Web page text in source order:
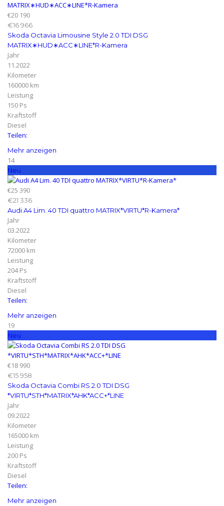
€20 190
€16 966
Skoda Octavia Limousine Style 2.0 TDI DSG
MATRIX∗HUD∗ACC∗LINE*R-Kamera
Jahr
11.2022
Kilometer
160000 km
Leistung
150 Ps
Kraftstoff
Diesel
Teilen:
Mehr anzeigen
14
Neu
€25 390
€21 336
Audi A4 Lim. 40 TDI quattro MATRIX*VIRTU*R-Kamera*
Jahr
03.2022
Kilometer
72000 km
Leistung
204 Ps
Kraftstoff
Diesel
Teilen:
Mehr anzeigen
19
Neu
€18 990
€15 958
Skoda Octavia Combi RS 2.0 TDI DSG
*VIRTU*STH*MATRIX*AHK*ACC+*LINE
Jahr
09.2022
Kilometer
165000 km
Leistung
200 Ps
Kraftstoff
Diesel
Teilen:
Mehr anzeigen